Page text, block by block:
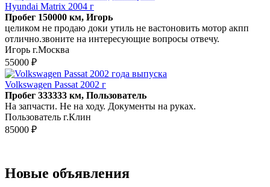
Hyundai Matrix 2004 г
Пробег 150000 км, Игорь
целиком не продаю доки утиль не вастоновить мотор акпп
отлично.звоните на интересующие вопросы отвечу.
Игорь г.Москва
55000 ₽
Volkswagen Passat 2002 г
Пробег 333333 км, Пользователь
На запчасти. Не на ходу. Документы на руках.
Пользователь г.Клин
85000 ₽
Новые объявления